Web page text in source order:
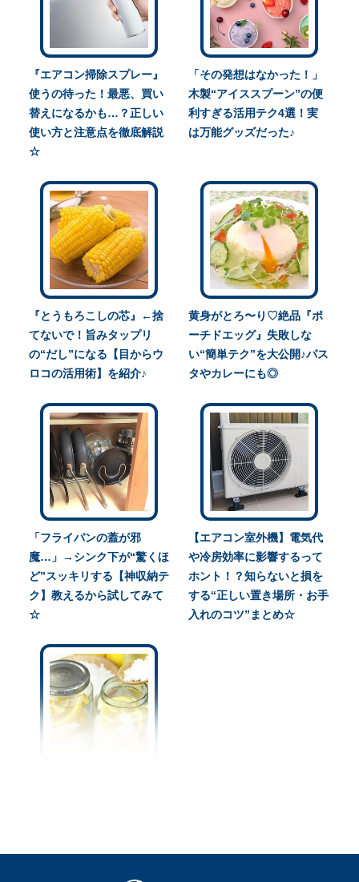
『エアコン掃除スプレー』
使うの待った！最悪、買い
替えになるかも…？正しい
使い方と注意点を徹底解説
☆
「その発想はなかった！」
木製“アイススプーン”の便
利すぎる活用テク4選！実
は万能グッズだった♪
『とうもろこしの芯』←捨
てないで！旨みタップリ
の“だし”になる【目からウ
ロコの活用術】を紹介♪
黄身がとろ〜り♡絶品『ポ
ーチドエッグ』失敗しな
い“簡単テク”を大公開♪パス
タやカレーにも◎
「フライパンの蓋が邪
魔…」→シンク下が“驚くほ
ど”スッキリする【神収納テ
ク】教えるから試してみて
☆
【エアコン室外機】電気代
や冷房効率に影響するって
ホント！？知らないと損を
する“正しい置き場所・お手
入れのコツ”まとめ☆